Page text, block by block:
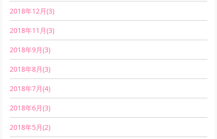
2018年12月(3)
2018年11月(3)
2018年9月(3)
2018年8月(3)
2018年7月(4)
2018年6月(3)
2018年5月(2)